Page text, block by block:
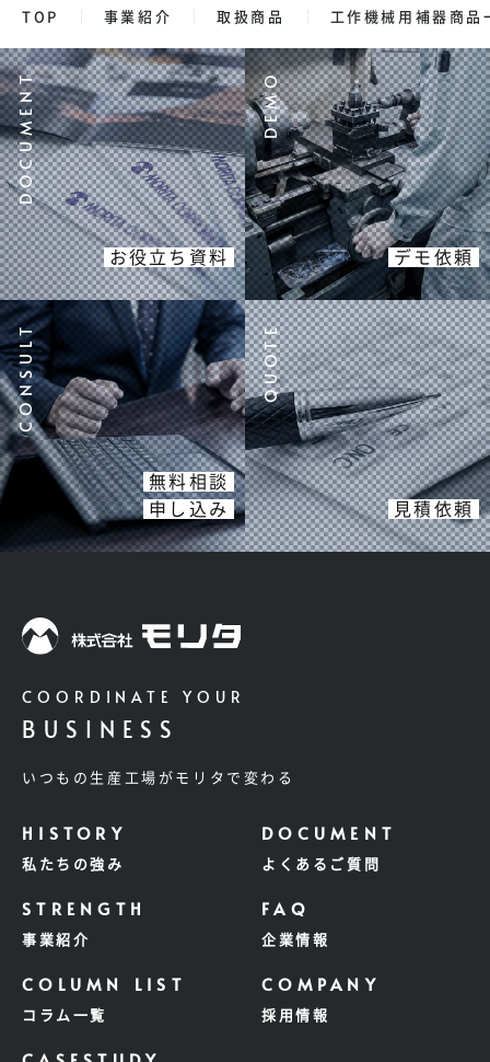
TOP 事業紹介 取扱商品 工作機械用補器商品
お役立ち資料 デモ依頼
無料相談
申し込み
見積依頼
COORDINATE YOUR
BUSINESS
いつもの生産工場がモリタで変わる
私たちの強み
事業紹介
コラム一覧
よくあるご質問
企業情報
採用情報